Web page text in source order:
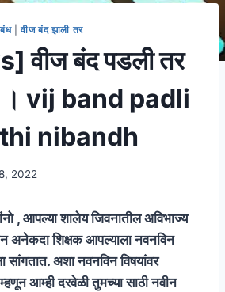
|वीज बंद झाली तर
वीज बंद पडली तर
। vij band padli
nibandh
2022
, आपल्या शालेय जिवनातील अविभाज्य
शिक्षक आपल्याला नवनविन
सांगतात. अशा नवनविन विषयांवर
आम्ही दरवेळी तुमच्या साठी नवीन